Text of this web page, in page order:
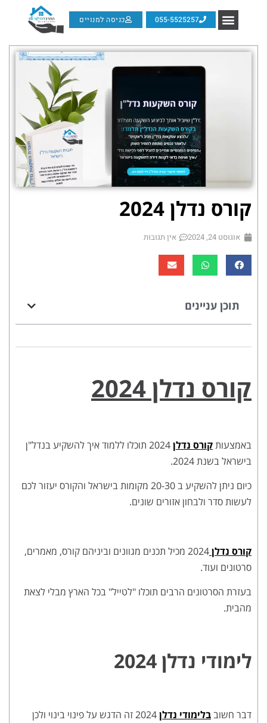
055-5525257 כניסה למנויים
קורס נדלן 2024
אוגוסט 24, 2024 אין תגובות
תוכן עניינים
קורס נדלן 2024
באמצעותקורס נדלן
2024 תוכלו ללמוד איך להשקיע בנדל"ן
בישראל בשנת 2024.
כיום ניתן להשקיע ב 20-30 מקומות בישראל והקורס יעזור לכם
לעשות סדר ולבחון אזורים שונים.
קורס נדלן
2024 מכיל תכנים מגוונים וביניהם קורס, מאמרים,
סרטונים ועוד.
בעזרת הסרטונים הרבים תוכלו "לטייל" בכל הארץ מבלי לצאת
מהבית.
לימודי נדלן 2024
דבר חשובבלימודי נדלן
2024 זה הדגש על פינוי בינוי ולכן